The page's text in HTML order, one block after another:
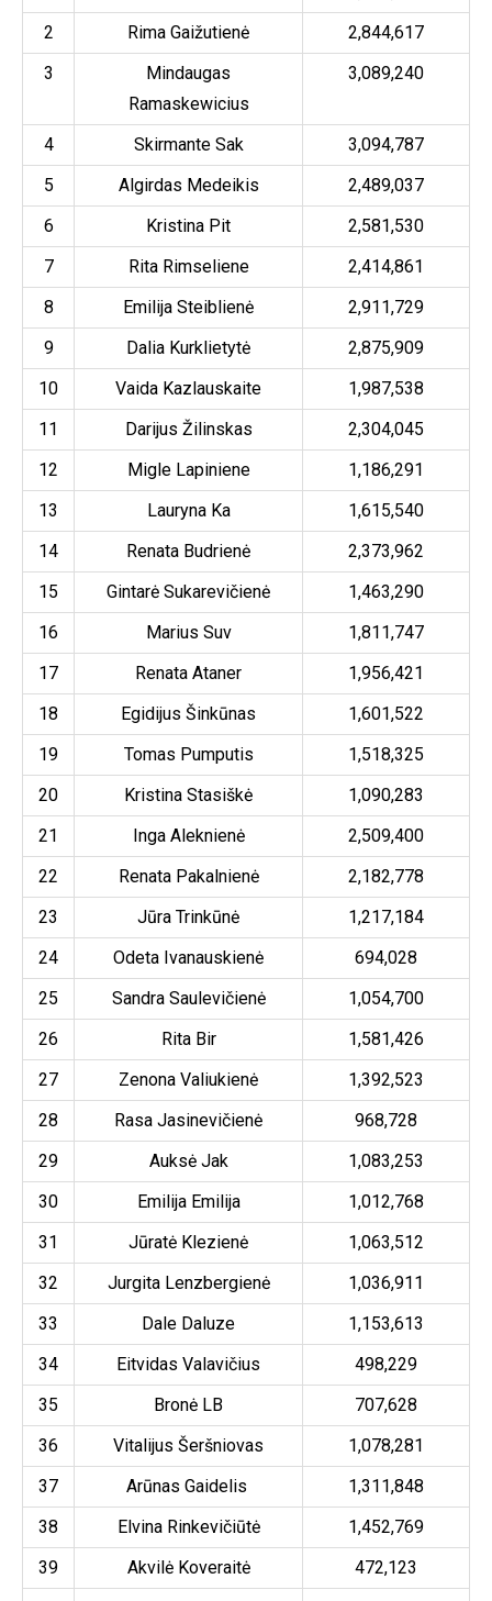
2
Rima Gaižutienė
2,844,617
3
Mindaugas
Ramaskewicius
3,089,240
4 Skirmante Sak
3,094,787
5
Algirdas Medeikis
2,489,037
6
Kristina Pit
2,581,530
7
Rita Rimseliene
2,414,861
8
Emilija Steiblienė
2,911,729
9
Dalia Kurklietytė
2,875,909
10
Vaida Kazlauskaite
1,987,538
11
Darijus Žilinskas
2,304,045
12
Migle Lapiniene
1,186,291
13
Lauryna Ka
1,615,540
14
Renata Budrienė
2,373,962
15
Gintarė Sukarevičienė
1,463,290
16
Marius Suv
1,811,747
17
Renata Ataner
1,956,421
18
Egidijus Šinkūnas
1,601,522
19
Tomas Pumputis
1,518,325
20
Kristina Stasiškė
1,090,283
21
Inga Aleknienė
2,509,400
22
Renata Pakalnienė
2,182,778
23
Jūra Trinkūnė
1,217,184
24
Odeta Ivanauskienė
694,028
25
Sandra Saulevičienė
1,054,700
26
Rita Bir
1,581,426
27
Zenona Valiukienė
1,392,523
28
Rasa Jasinevičienė
968,728
29
Auksė Jak
1,083,253
30
Emilija Emilija
1,012,768
31
Jūratė Klezienė
1,063,512
32
Jurgita Lenzbergienė
1,036,911
33
Dale Daluze
1,153,613
34
Eitvidas Valavičius
498,229
35
Bronė LB
707,628
36
Vitalijus Šeršniovas
1,078,281
37
Arūnas Gaidelis
1,311,848
38
Elvina Rinkevičiūtė
1,452,769
39
Akvilė Koveraitė
472,123